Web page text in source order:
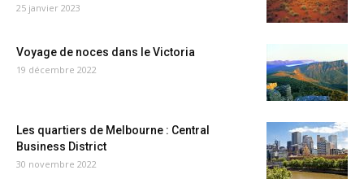
25 janvier 2023
Voyage de noces dans le Victoria
19 décembre 2022
Les quartiers de Melbourne : Central
Business District
30 novembre 2022